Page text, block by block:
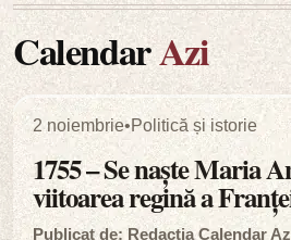
CalendarAzi
2 noiembrie•Politică și istorie
1755 – Se naște Maria
viitoarea regină a
Publicat de: Redactia Calendar